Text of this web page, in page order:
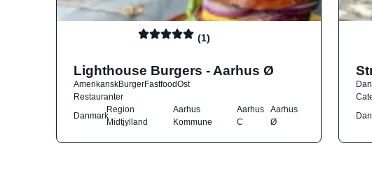
(1)
Lighthouse Burgers - Aarhus Ø
AmerikanskBurgerFastfoodOst
Restauranter
Danmark
Region
Midtjylland
Aarhus
Kommune
Aarhus
C
Aarhus
Ø